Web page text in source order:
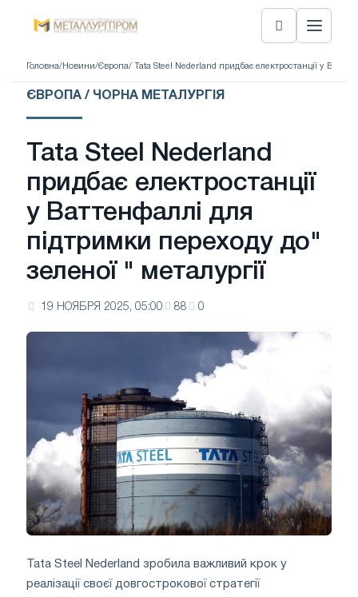
Головна/ Новини/Європа/ Tata Steel Nederland придбає електростанції у
ЄВРОПА / ЧОРНА МЕТАЛУРГІЯ
Tata Steel Nederland
придбає електростанції
у Ваттенфаллі для
підтримки переходу до"
зеленої " металургії
19 НОЯБРЯ 2025, 05:00 88 0
Tata Steel Nederland зробила важливий крок у
реалізації своєї довгострокової стратегії